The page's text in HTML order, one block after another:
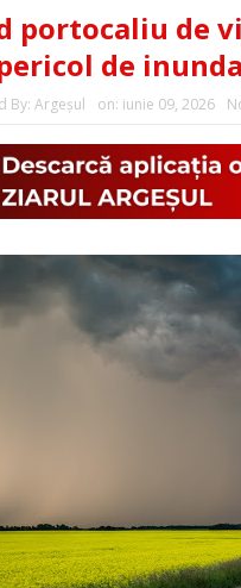
portocaliu de
de
By: Argeşul on: iunie 09, 2026